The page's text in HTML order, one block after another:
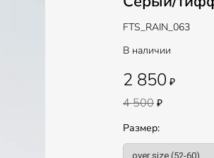
FTS_RAIN_063
В наличии
2 850 ₽
4 500 ₽
Размер: